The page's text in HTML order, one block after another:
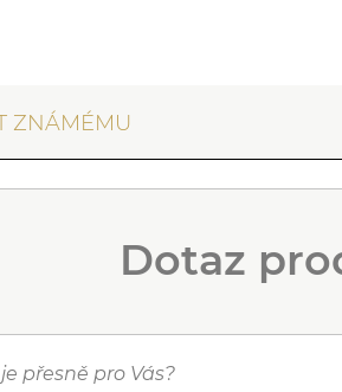
ZNÁMÉMU
Dotaz
přesně pro Vás?